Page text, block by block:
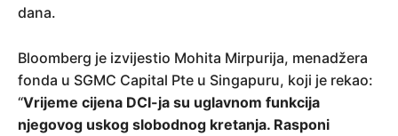
dana.
Bloomberg je izvijestio Mohita Mirpurija, menadžera
fonda u SGMC Capital Pte u Singapuru, koji je rekao:
“Vrijeme cijena DCI-ja su uglavnom funkcija
njegovog uskog slobodnog kretanja. Rasponi